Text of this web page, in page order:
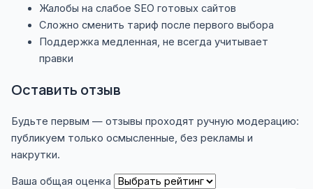
Жалобы на слабое SEO готовых сайтов
Сложно сменить тариф после первого выбора
Поддержка медленная, не всегда учитывает
правки
Оставить отзыв
Будьте первым — отзывы проходят ручную модерацию:
публикуем только осмысленные, без рекламы и
накрутки.
Ваша общая оценка